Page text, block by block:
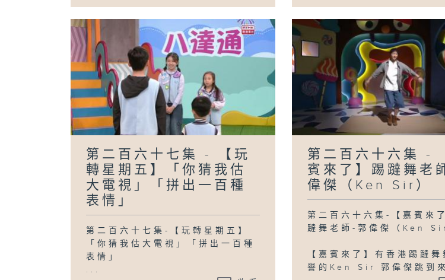
第二百六十七集 - 【玩
轉星期五】「你猜我估
大電視」「拼出一百種
表情」
第二百六十七集-【玩轉星期五】
「你猜我估大電視」「拼出一百種
表情」
...
第二百六十六集 -
賓來了】踢躂舞老
偉傑（Ken Sir）
第二百六十六集-【嘉賓來
躂舞老師-郭偉傑（Ken
【嘉賓來了】有香港踢躂舞
譽的Ken Sir 郭偉傑跳到